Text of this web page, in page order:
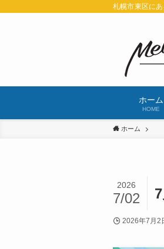
札幌市東区に
ホーム
HOME
ホーム
2026
7/02
2026年7月2